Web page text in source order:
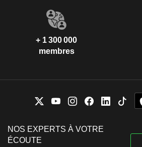
+ 1 300 000
membres
NOS EXPERTS À VOTRE
ÉCOUTE